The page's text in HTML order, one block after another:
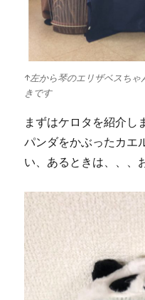
↑左から琴のエリザベスち
きです
まずはケロタを紹介し
パンダをかぶったカエ
い、あるときは、、、